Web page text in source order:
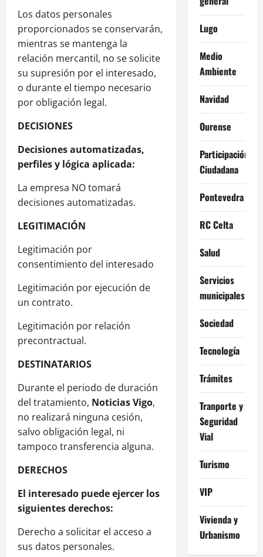
Los datos personales
proporcionados se conservarán,
mientras se mantenga la
relación mercantil, no se solicite
su supresión por el interesado,
o durante el tiempo necesario
por obligación legal.
DECISIONES
Decisiones automatizadas,
perfiles y lógica aplicada:
La empresa NO tomará
decisiones automatizadas.
LEGITIMACIÓN
Legitimación por
consentimiento del interesado
Legitimación por ejecución de
un contrato.
Legitimación por relación
precontractual.
DESTINATARIOS
Durante el periodo de duración
del tratamiento, NoticiasVigo,
no realizará ninguna cesión,
salvo obligación legal, ni
tampoco transferencia alguna.
DERECHOS
El interesado puede ejercer los
siguientes derechos:
Derecho a solicitar el acceso a
sus datos personales.
Lugo
Medio
Ambiente
Navidad
Ourense
Participación
Ciudadana
Pontevedra
RC Celta
Salud
Servicios
municipales
Sociedad
Tecnología
Trámites
Tranporte y
Seguridad
Vial
Turismo
VIP
Vivienda y
Urbanismo